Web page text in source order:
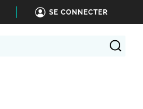
SE CONNECTER